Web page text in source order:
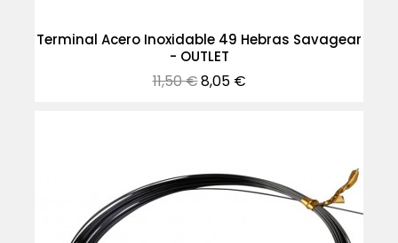
Terminal Acero Inoxidable 49 Hebras Savagear
- OUTLET
Precio
normal
11,50 €Precio
8,05 €